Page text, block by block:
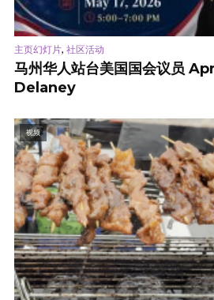
主页幻灯片, 社区活动
马州华人站台美国国会议员
Delaney
视频